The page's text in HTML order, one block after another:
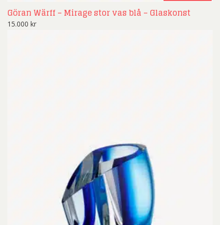
Göran Wärff – Mirage stor vas blå – Glaskonst
15.000 kr